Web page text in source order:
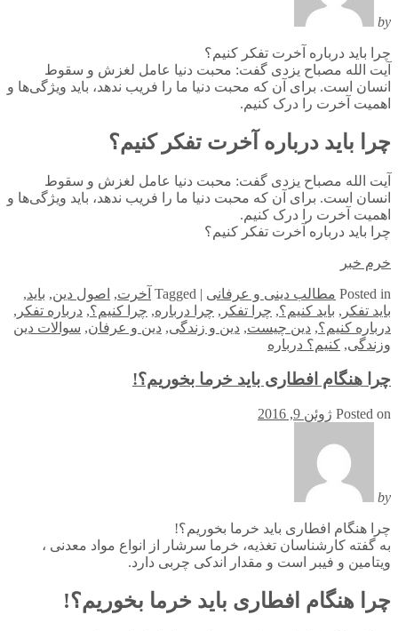
by
چرا باید درباره آخرت تفکر کنیم؟
آیت الله مصباح یزدی گفت: محبت دنیا عامل لغزش و سقوط
انسان است. برای آن که محبت دنیا ما را فریب ندهد، باید ویژگی‌ها و
اهمیت آخرت را درک کنیم.
چرا باید درباره آخرت تفکر کنیم؟
آیت الله مصباح یزدی گفت: محبت دنیا عامل لغزش و سقوط
انسان است. برای آن که محبت دنیا ما را فریب ندهد، باید ویژگی‌ها و
اهمیت آخرت را درک کنیم.
چرا باید درباره آخرت تفکر کنیم؟
خرم خبر
Posted in مطالب دینی و عرفانی |
Tagged آخرت, اصول دین, باید,
باید تفکر , باید کنیم؟, چرا تفکر , چرا درباره, چرا کنیم؟, درباره تفکر ,
درباره کنیم؟, دین چیست, دین و زندگی, دین و عرفان, سوالات دین
وزندگی, کنیم؟ درباره
چرا هنگام افطاری باید خرما بخوریم؟!
Posted on ژوئن 9, 2016
by
چرا هنگام افطاری باید خرما بخوریم؟!
به گفته کارشناسان تغذیه، خرما سرشار از انواع مواد معدنی ،
ویتامین و فیبر است و مقدار اندکی چربی دارد.
چرا هنگام افطاری باید خرما بخوریم؟!